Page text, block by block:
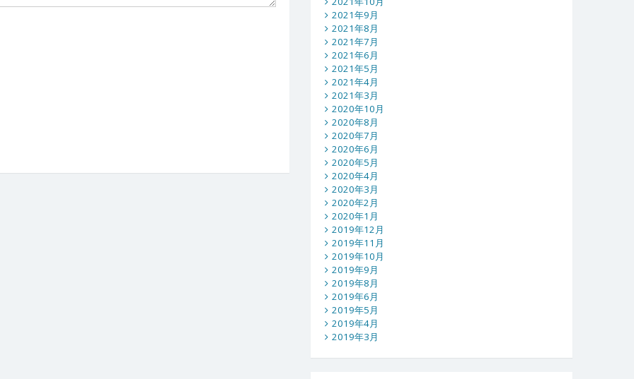
2021年9月
2021年8月
2021年7月
2021年6月
2021年5月
2021年4月
2021年3月
2020年10月
2020年8月
2020年7月
2020年6月
2020年5月
2020年4月
2020年3月
2020年2月
2020年1月
2019年12月
2019年11月
2019年10月
2019年9月
2019年8月
2019年6月
2019年5月
2019年4月
2019年3月